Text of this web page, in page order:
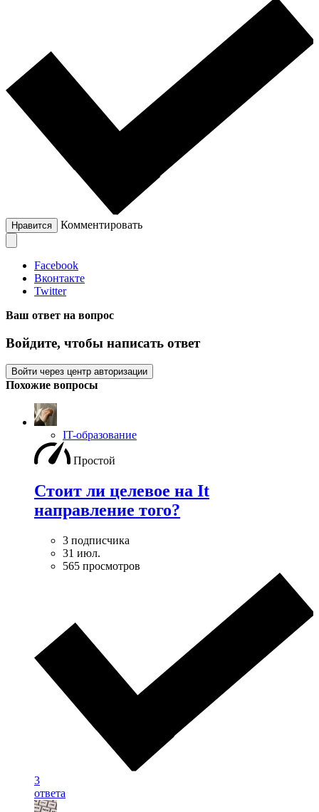
Нравится Комментировать
Facebook
Вконтакте
Twitter
Ваш ответ на вопрос
Войдите, чтобы написать ответ
Войти через центр авторизации
Похожие вопросы
IT-образование
Простой
Стоит ли целевое на It
направление того?
3 подписчика
31 июл.
565 просмотров
3
ответа